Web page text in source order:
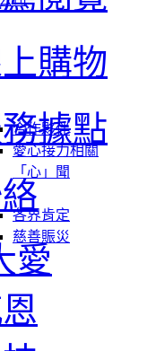
合作夥伴
愛心接力相關
「心」聞
各界肯定
慈善賑災
購物
據點